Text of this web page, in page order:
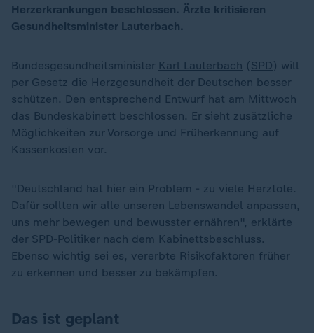
Herzerkrankungen beschlossen. Ärzte kritisieren
Gesundheitsminister Lauterbach.
Bundesgesundheitsminister Karl Lauterbach (SPD) will
per Gesetz die Herzgesundheit der Deutschen besser
schützen. Den entsprechend Entwurf hat am Mittwoch
das Bundeskabinett beschlossen. Er sieht zusätzliche
Möglichkeiten zur Vorsorge und Früherkennung auf
Kassenkosten vor.
"Deutschland hat hier ein Problem - zu viele Herztote.
Dafür sollten wir alle unseren Lebenswandel anpassen,
uns mehr bewegen und bewusster ernähren", erklärte
der SPD-Politiker nach dem Kabinettsbeschluss.
Ebenso wichtig sei es, vererbte Risikofaktoren früher
zu erkennen und besser zu bekämpfen.
Das ist geplant